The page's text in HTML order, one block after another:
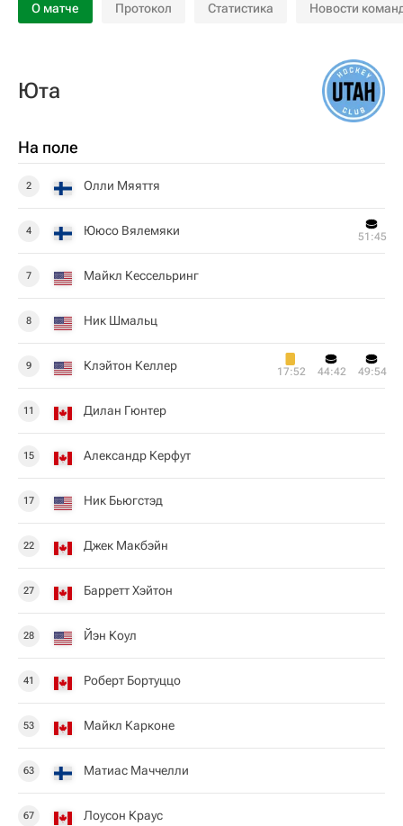
О матче Протокол Статистика Новости
Юта
На поле
2 Олли Мяяття
4 Ююсо Вялемяки 51:45
7 Майкл Кессельринг
8 Ник Шмальц
9 Клэйтон Келлер 17:52 44:42 49:54
11 Дилан Гюнтер
15 Александр Керфут
17 Ник Бьюгстэд
22 Джек Макбэйн
27 Барретт Хэйтон
28 Йэн Коул
41 Роберт Бортуццо
53 Майкл Карконе
63 Матиас Маччелли
67 Лоусон Краус